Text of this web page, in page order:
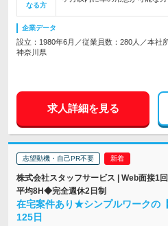
なる方
企業データ
設立：1980年6月／従業員数：280人／本社
神奈川県
求人詳細を見る
志望動機・自己PR不要
株式会社スタッフサービス | Web面接1
平均8H◆完全週休2日制
在宅案件あり★シンプルワークの
125日